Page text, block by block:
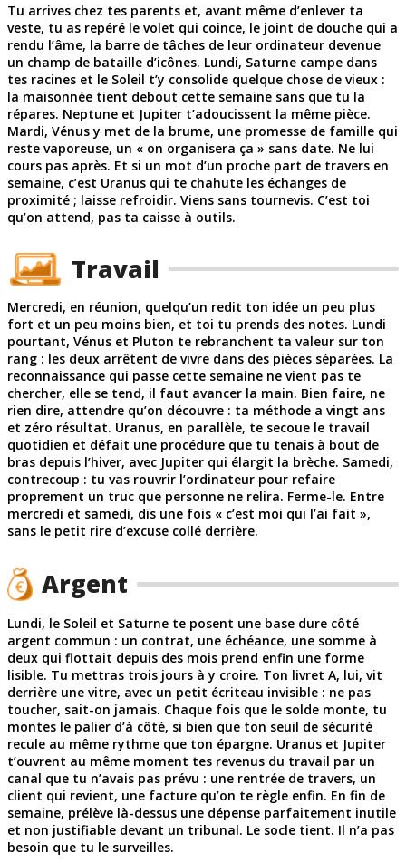
Tu arrives chez tes parents et, avant même d’enlever ta
veste, tu as repéré le volet qui coince, le joint de douche qui a
rendu l’âme, la barre de tâches de leur ordinateur devenue
un champ de bataille d’icônes. Lundi, Saturne campe dans
tes racines et le Soleil t’y consolide quelque chose de vieux :
la maisonnée tient debout cette semaine sans que tu la
répares. Neptune et Jupiter t’adoucissent la même pièce.
Mardi, Vénus y met de la brume, une promesse de famille qui
reste vaporeuse, un « on organisera ça » sans date. Ne lui
cours pas après. Et si un mot d’un proche part de travers en
semaine, c’est Uranus qui te chahute les échanges de
proximité ; laisse refroidir. Viens sans tournevis. C’est toi
qu’on attend, pas ta caisse à outils.
Travail
Mercredi, en réunion, quelqu’un redit ton idée un peu plus
fort et un peu moins bien, et toi tu prends des notes. Lundi
pourtant, Vénus et Pluton te rebranchent ta valeur sur ton
rang : les deux arrêtent de vivre dans des pièces séparées. La
reconnaissance qui passe cette semaine ne vient pas te
chercher, elle se tend, il faut avancer la main. Bien faire, ne
rien dire, attendre qu’on découvre : ta méthode a vingt ans
et zéro résultat. Uranus, en parallèle, te secoue le travail
quotidien et défait une procédure que tu tenais à bout de
bras depuis l’hiver, avec Jupiter qui élargit la brèche. Samedi,
contrecoup : tu vas rouvrir l’ordinateur pour refaire
proprement un truc que personne ne relira. Ferme-le. Entre
mercredi et samedi, dis une fois « c’est moi qui l’ai fait »,
sans le petit rire d’excuse collé derrière.
Argent
Lundi, le Soleil et Saturne te posent une base dure côté
argent commun : un contrat, une échéance, une somme à
deux qui flottait depuis des mois prend enfin une forme
lisible. Tu mettras trois jours à y croire. Ton livret A, lui, vit
derrière une vitre, avec un petit écriteau invisible : ne pas
toucher, sait-on jamais. Chaque fois que le solde monte, tu
montes le palier d’à côté, si bien que ton seuil de sécurité
recule au même rythme que ton épargne. Uranus et Jupiter
t’ouvrent au même moment tes revenus du travail par un
canal que tu n’avais pas prévu : une rentrée de travers, un
client qui revient, une facture qu’on te règle enfin. En fin de
semaine, prélève là-dessus une dépense parfaitement inutile
et non justifiable devant un tribunal. Le socle tient. Il n’a pas
besoin que tu le surveilles.